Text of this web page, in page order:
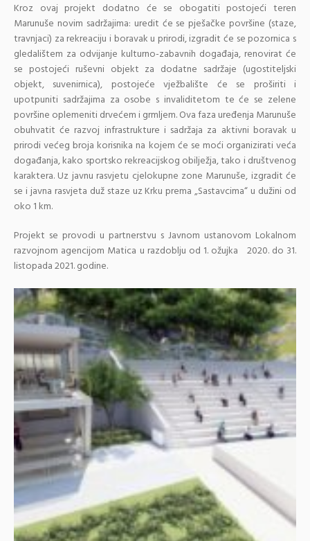
Kroz ovaj projekt dodatno će se obogatiti postojeći teren
Marunuše novim sadržajima: uredit će se pješačke površine (staze,
travnjaci) za rekreaciju i boravak u prirodi, izgradit će se pozornica s
gledalištem za odvijanje kulturno-zabavnih događaja, renovirat će
se postojeći ruševni objekt za dodatne sadržaje (ugostiteljski
objekt, suvenirnica), postojeće vježbalište će se proširiti i
upotpuniti sadržajima za osobe s invaliditetom te će se zelene
površine oplemeniti drvećem i grmljem. Ova faza uređenja Marunuše
obuhvatit će razvoj infrastrukture i sadržaja za aktivni boravak u
prirodi većeg broja korisnika na kojem će se moći organizirati veća
događanja, kako sportsko rekreacijskog obilježja, tako i društvenog
karaktera. Uz javnu rasvjetu cjelokupne zone Marunuše, izgradit će
se i javna rasvjeta duž staze uz Krku prema „Sastavcima“ u dužini od
oko 1 km.
Projekt se provodi u partnerstvu s Javnom ustanovom Lokalnom
razvojnom agencijom Matica u razdoblju od 1. ožujka 2020. do 31.
listopada 2021. godine.